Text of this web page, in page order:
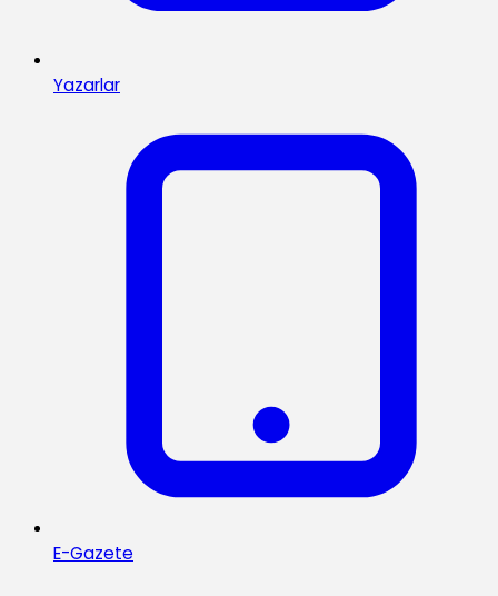
Yazarlar
E-Gazete